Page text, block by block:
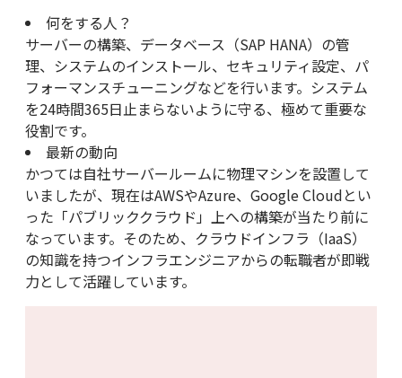
何をする人？
サーバーの構築、データベース（SAP HANA）の管
理、システムのインストール、セキュリティ設定、パ
フォーマンスチューニングなどを行います。システム
を24時間365日止まらないように守る、極めて重要な
役割です。
最新の動向
かつては自社サーバールームに物理マシンを設置して
いましたが、現在はAWSやAzure、Google Cloudとい
った「パブリッククラウド」上への構築が当たり前に
なっています。そのため、クラウドインフラ（IaaS）
の知識を持つインフラエンジニアからの転職者が即戦
力として活躍しています。